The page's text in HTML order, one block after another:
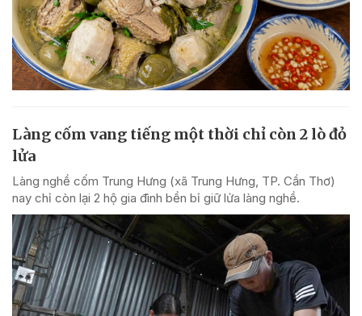
Làng cốm vang tiếng một thời chỉ còn 2 lò đỏ
lửa
Làng nghề cốm Trung Hưng (xã Trung Hưng, TP. Cần Thơ)
nay chỉ còn lại 2 hộ gia đình bền bỉ giữ lửa làng nghề.